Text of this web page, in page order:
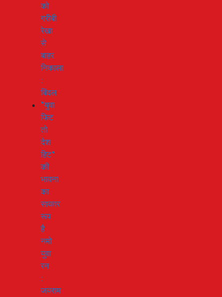
को
गरीबी
रेखा
से
बाहर
निकाला
:
बिंदल
“युवा
फिट
तो
देश
हिट”
की
भावना
का
साकार
रूप
है
नमो
युवा
रन
:
जयराम